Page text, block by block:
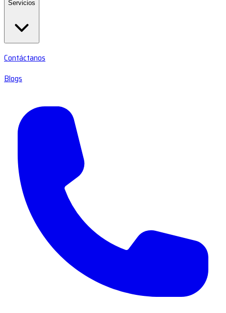
Servicios
Contáctanos
Blogs